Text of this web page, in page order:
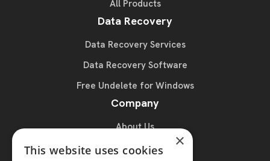
All Products
Data Recovery
Data Recovery Services
Data Recovery Software
Free Undelete for Windows
Company
About Us
Blog
×
This website uses cookies